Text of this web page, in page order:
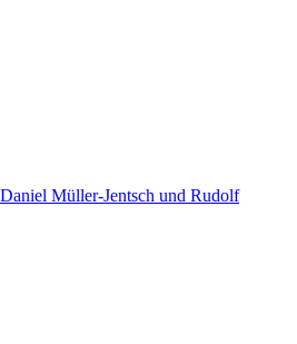
Müller-Jentsch und Rudolf